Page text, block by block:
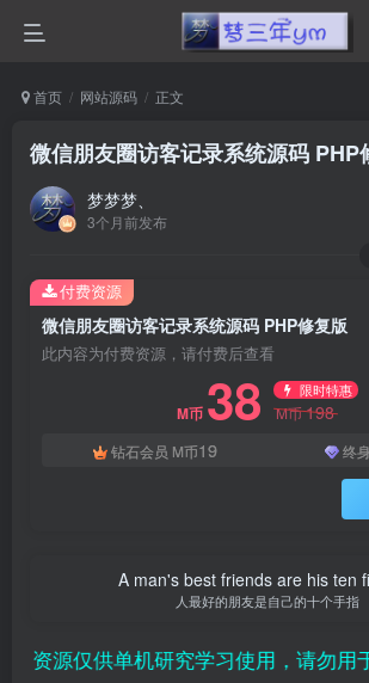
首页 网站源码 正文
微信朋友圈访客记录系统源码 PHP
梦梦梦、
3个月前发布
微信朋友圈访客记录系统源码 PHP修复版
此内容为付费资源，请付费后查看
M币 38 限时特惠
M币198
钻石会员 M币19 终
付费资源
A man's best friends are his ten
人最好的朋友是自己的十个手指
源仅供单机研究学习使用，请勿用于